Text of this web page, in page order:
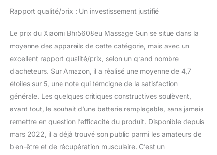
Rapport qualité/prix : Un investissement justifié
Le prix du Xiaomi Bhr5608eu Massage Gun se situe dans la
moyenne des appareils de cette catégorie, mais avec un
excellent rapport qualité/prix, selon un grand nombre
d’acheteurs. Sur Amazon, il a réalisé une moyenne de 4,7
étoiles sur 5, une note qui témoigne de la satisfaction
générale. Les quelques critiques constructives soulèvent,
avant tout, le souhait d’une batterie remplaçable, sans jamais
remettre en question l’efficacité du produit. Disponible depuis
mars 2022, il a déjà trouvé son public parmi les amateurs de
bien-être et de récupération musculaire. C’est un